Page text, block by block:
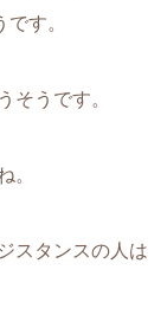
す。
うです。
スタンスの人は